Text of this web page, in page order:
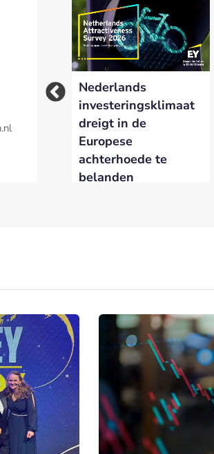
Nederlands
investeringsklimaat
dreigt in de
Europese
achterhoede te
belanden